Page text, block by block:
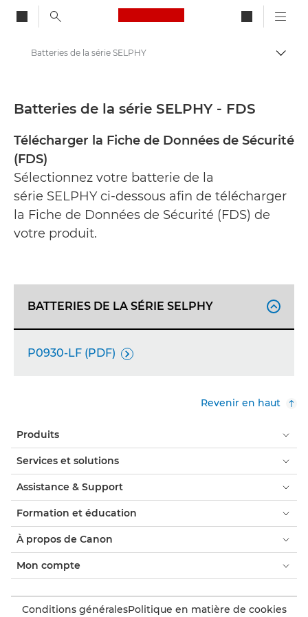
Canon Logo, back to
Fiches de données de sécurité
Batteries de la série SELPHY
Batteries de la série SELPHY - FDS
Télécharger la Fiche de Données de Sécurité
(FDS)
Sélectionnez votre batterie de la
série SELPHY ci-dessous afin de télécharger
la Fiche de Données de Sécurité (FDS) de
votre produit.
BATTERIES DE LA SÉRIE SELPHY 
P0930-LF (PDF) 
Revenir en haut
Produits
Services et solutions
Assistance & Support
Formation et éducation
À propos de Canon
Mon compte
Conditions généralesPolitique en matière de cookies